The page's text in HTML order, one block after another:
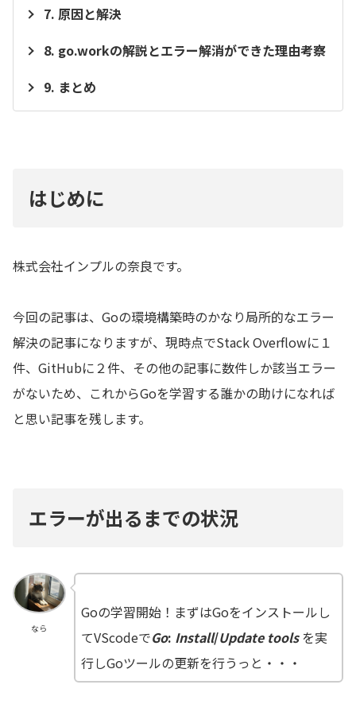
原因と解決
go.workの解説とエラー解消ができた理由考察
まとめ
はじめに
株式会社インプルの奈良です。
今回の記事は、Goの環境構築時のかなり局所的なエラー
解決の記事になりますが、現時点でStack Overflowに１
件、GitHubに２件、その他の記事に数件しか該当エラー
がないため、これからGoを学習する誰かの助けになれば
と思い記事を残します。
エラーが出るまでの状況
なら
Goの学習開始！まずはGoをインストールし
てVScodeでGo: Install/Update tools を実
行しGoツールの更新を行うっと・・・